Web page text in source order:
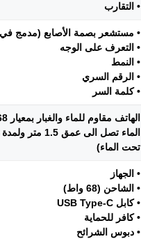
• التقارب
• مستشعر بصمة الأصابع (مدمج
• التعرف على الوجه
• النمط
• الرقم السري
• كلمة السر
تحت الماء)
• الجهاز
• الشاحن (68 واط)
• كابل USB Type-C
• كافر للحماية
• دبوس الشرائح